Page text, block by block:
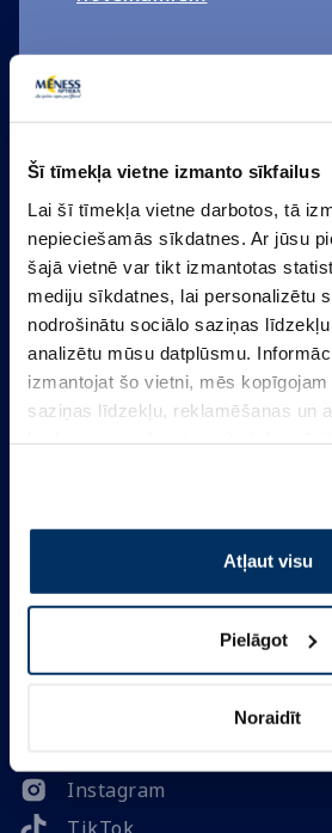
Šī tīmekļa vietne izmanto sīkfailus
Lai šī tīmekļa vietne darbotos, tā
nepieciešamās sīkdatnes. Ar jūsu
šajā vietnē var tikt izmantotas
mediju sīkdatnes, lai personalizētu
nodrošinātu sociālo saziņas
analizētu mūsu datplūsmu.
izmantojat šo vietni, mēs
saziņas līdzekļu, reklamēšanas un
pakalpojumus. Ja piekrītat šo
izmantošanai, lūdzu, atzīmējiet
Atļaut visu
Pielāgot
Noraidīt
noteikumiem*
Ātrā izvēlne